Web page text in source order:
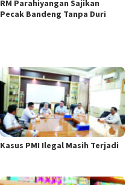
RM Parahiyangan Sajikan
Pecak Bandeng Tanpa Duri
Kasus PMI Ilegal Masih Terjadi